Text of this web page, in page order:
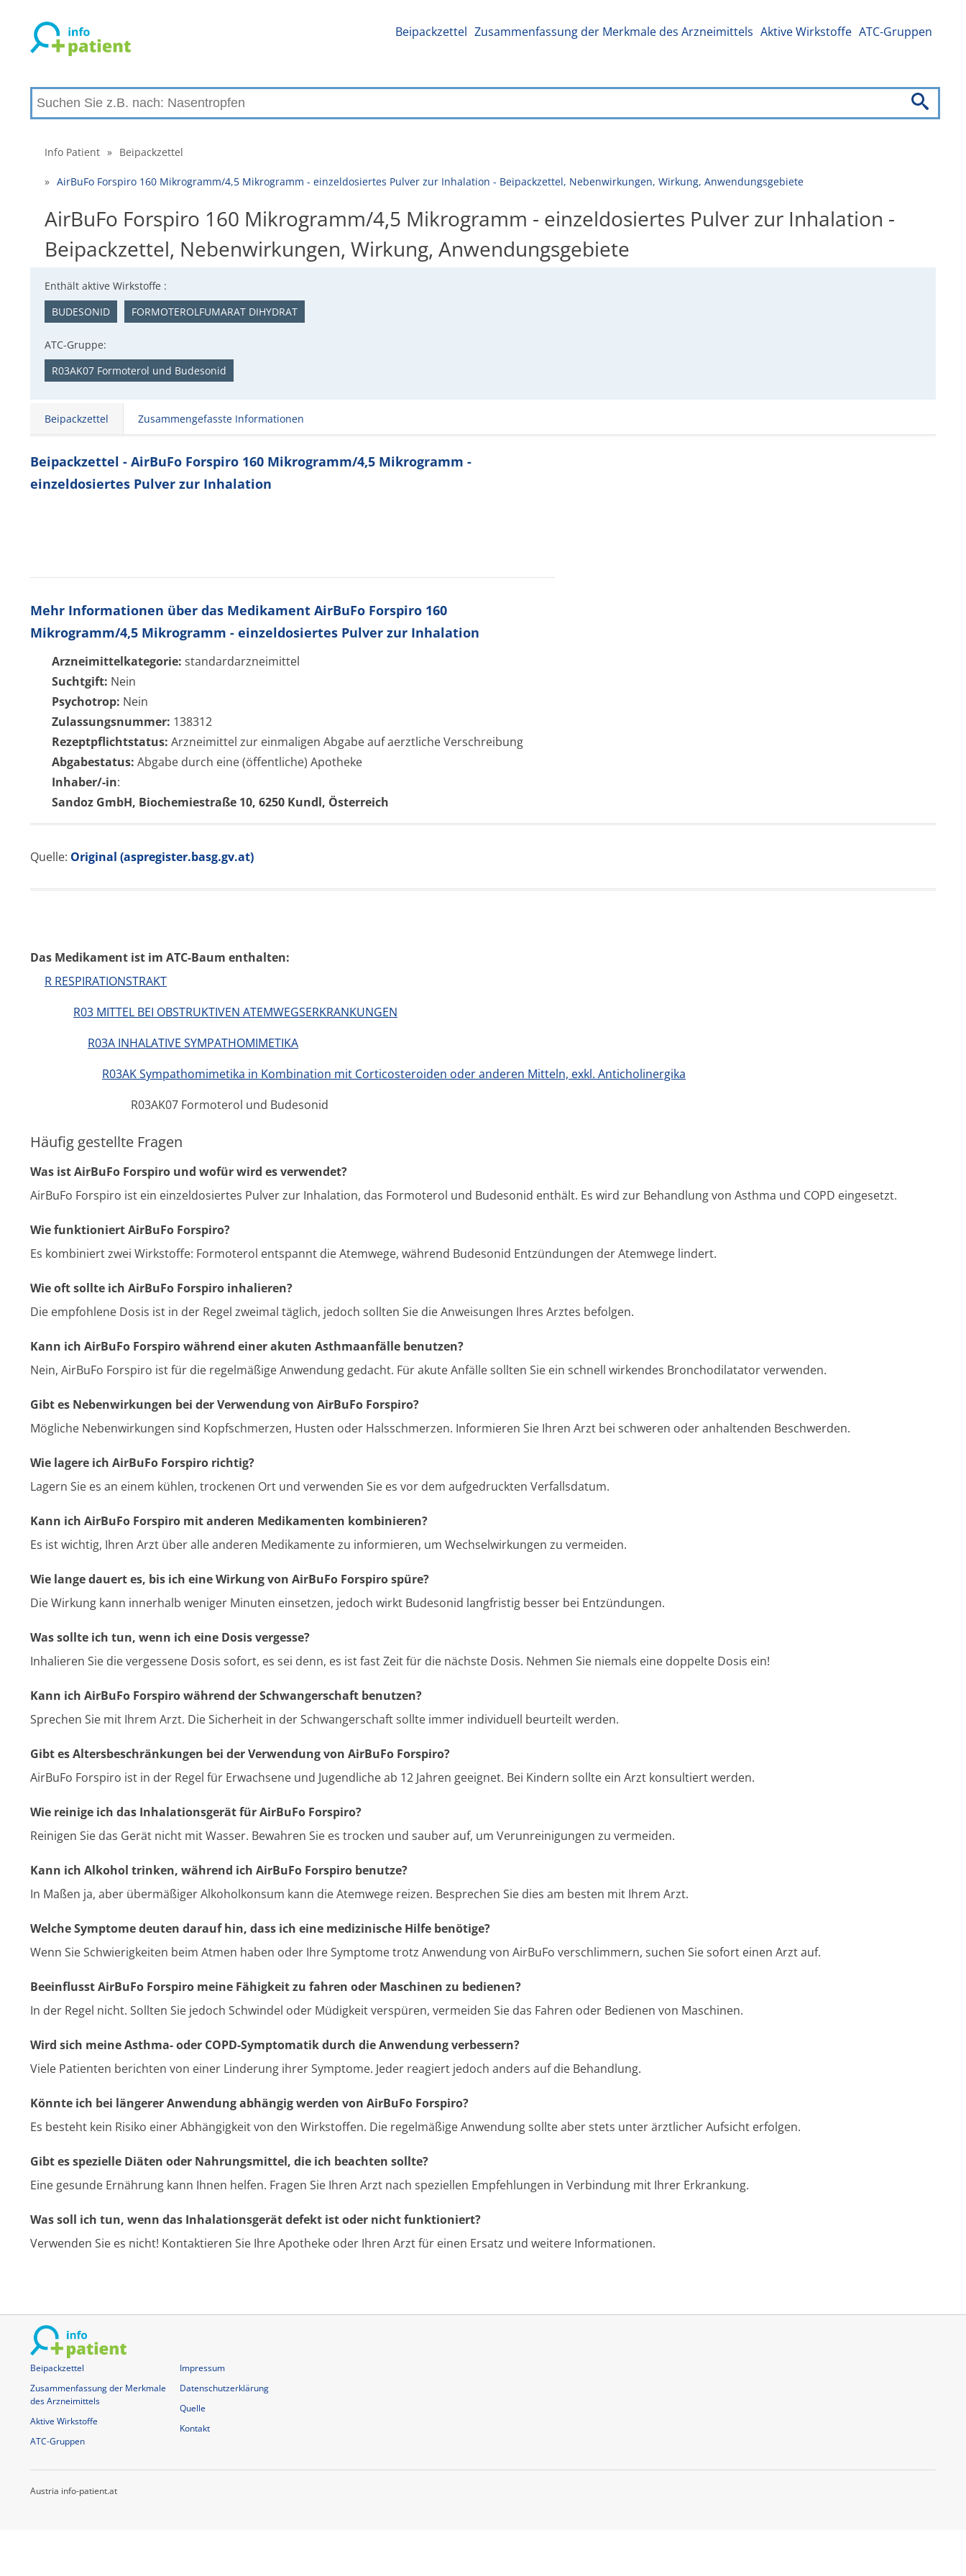
Beipackzettel Zusammenfassung der Merkmale des Arzneimittels Aktive Wirkstoffe ATC-Gruppen
Info Patient » Beipackzettel
» AirBuFo Forspiro 160 Mikrogramm/4,5 Mikrogramm - einzeldosiertes Pulver zur Inhalation - Beipackzettel, Nebenwirkungen, Wirkung, Anwendungsgebiete
AirBuFo Forspiro 160 Mikrogramm/4,5 Mikrogramm - einzeldosiertes Pulver zur Inhalation -
Beipackzettel, Nebenwirkungen, Wirkung, Anwendungsgebiete
Enthält aktive Wirkstoffe :
BUDESONID
FORMOTEROLFUMARAT DIHYDRAT
ATC-Gruppe:
R03AK07 Formoterol und Budesonid
Beipackzettel Zusammengefasste Informationen
Beipackzettel - AirBuFo Forspiro 160 Mikrogramm/4,5 Mikrogramm -
einzeldosiertes Pulver zur Inhalation
Mehr Informationen über das Medikament AirBuFo Forspiro 160
Mikrogramm/4,5 Mikrogramm - einzeldosiertes Pulver zur Inhalation
Arzneimittelkategorie: standardarzneimittel
Suchtgift: Nein
Psychotrop: Nein
Zulassungsnummer: 138312
Rezeptpflichtstatus: Arzneimittel zur einmaligen Abgabe auf aerztliche Verschreibung
Abgabestatus: Abgabe durch eine (öffentliche) Apotheke
Inhaber/-in:
Sandoz GmbH, Biochemiestraße 10, 6250 Kundl, Österreich
Quelle: Original (aspregister.basg.gv.at)
Das Medikament ist im ATC-Baum enthalten:
R RESPIRATIONSTRAKT
R03 MITTEL BEI OBSTRUKTIVEN ATEMWEGSERKRANKUNGEN
R03A INHALATIVE SYMPATHOMIMETIKA
R03AK Sympathomimetika in Kombination mit Corticosteroiden oder anderen Mitteln, exkl. Anticholinergika
R03AK07 Formoterol und Budesonid
Häufig gestellte Fragen
Was ist AirBuFo Forspiro und wofür wird es verwendet?
AirBuFo Forspiro ist ein einzeldosiertes Pulver zur Inhalation, das Formoterol und Budesonid enthält. Es wird zur Behandlung von Asthma und COPD eingesetzt.
Wie funktioniert AirBuFo Forspiro?
Es kombiniert zwei Wirkstoffe: Formoterol entspannt die Atemwege, während Budesonid Entzündungen der Atemwege lindert.
Wie oft sollte ich AirBuFo Forspiro inhalieren?
Die empfohlene Dosis ist in der Regel zweimal täglich, jedoch sollten Sie die Anweisungen Ihres Arztes befolgen.
Kann ich AirBuFo Forspiro während einer akuten Asthmaanfälle benutzen?
Nein, AirBuFo Forspiro ist für die regelmäßige Anwendung gedacht. Für akute Anfälle sollten Sie ein schnell wirkendes Bronchodilatator verwenden.
Gibt es Nebenwirkungen bei der Verwendung von AirBuFo Forspiro?
Mögliche Nebenwirkungen sind Kopfschmerzen, Husten oder Halsschmerzen. Informieren Sie Ihren Arzt bei schweren oder anhaltenden Beschwerden.
Wie lagere ich AirBuFo Forspiro richtig?
Lagern Sie es an einem kühlen, trockenen Ort und verwenden Sie es vor dem aufgedruckten Verfallsdatum.
Kann ich AirBuFo Forspiro mit anderen Medikamenten kombinieren?
Es ist wichtig, Ihren Arzt über alle anderen Medikamente zu informieren, um Wechselwirkungen zu vermeiden.
Wie lange dauert es, bis ich eine Wirkung von AirBuFo Forspiro spüre?
Die Wirkung kann innerhalb weniger Minuten einsetzen, jedoch wirkt Budesonid langfristig besser bei Entzündungen.
Was sollte ich tun, wenn ich eine Dosis vergesse?
Inhalieren Sie die vergessene Dosis sofort, es sei denn, es ist fast Zeit für die nächste Dosis. Nehmen Sie niemals eine doppelte Dosis ein!
Kann ich AirBuFo Forspiro während der Schwangerschaft benutzen?
Sprechen Sie mit Ihrem Arzt. Die Sicherheit in der Schwangerschaft sollte immer individuell beurteilt werden.
Gibt es Altersbeschränkungen bei der Verwendung von AirBuFo Forspiro?
AirBuFo Forspiro ist in der Regel für Erwachsene und Jugendliche ab 12 Jahren geeignet. Bei Kindern sollte ein Arzt konsultiert werden.
Wie reinige ich das Inhalationsgerät für AirBuFo Forspiro?
Reinigen Sie das Gerät nicht mit Wasser. Bewahren Sie es trocken und sauber auf, um Verunreinigungen zu vermeiden.
Kann ich Alkohol trinken, während ich AirBuFo Forspiro benutze?
In Maßen ja, aber übermäßiger Alkoholkonsum kann die Atemwege reizen. Besprechen Sie dies am besten mit Ihrem Arzt.
Welche Symptome deuten darauf hin, dass ich eine medizinische Hilfe benötige?
Wenn Sie Schwierigkeiten beim Atmen haben oder Ihre Symptome trotz Anwendung von AirBuFo verschlimmern, suchen Sie sofort einen Arzt auf.
Beeinflusst AirBuFo Forspiro meine Fähigkeit zu fahren oder Maschinen zu bedienen?
In der Regel nicht. Sollten Sie jedoch Schwindel oder Müdigkeit verspüren, vermeiden Sie das Fahren oder Bedienen von Maschinen.
Wird sich meine Asthma- oder COPD-Symptomatik durch die Anwendung verbessern?
Viele Patienten berichten von einer Linderung ihrer Symptome. Jeder reagiert jedoch anders auf die Behandlung.
Könnte ich bei längerer Anwendung abhängig werden von AirBuFo Forspiro?
Es besteht kein Risiko einer Abhängigkeit von den Wirkstoffen. Die regelmäßige Anwendung sollte aber stets unter ärztlicher Aufsicht erfolgen.
Gibt es spezielle Diäten oder Nahrungsmittel, die ich beachten sollte?
Eine gesunde Ernährung kann Ihnen helfen. Fragen Sie Ihren Arzt nach speziellen Empfehlungen in Verbindung mit Ihrer Erkrankung.
Was soll ich tun, wenn das Inhalationsgerät defekt ist oder nicht funktioniert?
Verwenden Sie es nicht! Kontaktieren Sie Ihre Apotheke oder Ihren Arzt für einen Ersatz und weitere Informationen.
Beipackzettel
Zusammenfassung der Merkmale
des Arzneimittels
Aktive Wirkstoffe
ATC-Gruppen
Impressum
Datenschutzerklärung
Quelle
Kontakt
Austria info-patient.at